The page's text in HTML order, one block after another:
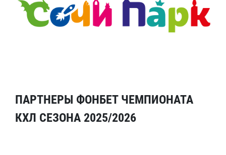
ПАРТНЕРЫ ФОНБЕТ ЧЕМПИОНАТА
КХЛ СЕЗОНА 2025/2026